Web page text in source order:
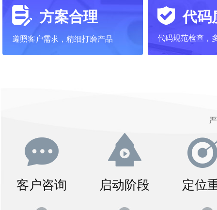
方案合理
遵照客户需求，精细打磨产品
代码
代码规范检查，
客户咨询 启动阶段 定位